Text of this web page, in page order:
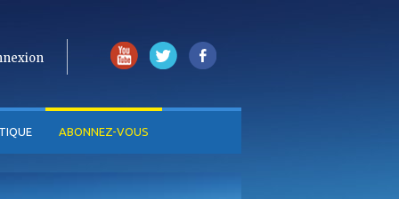
ABONNEZ-VOUS